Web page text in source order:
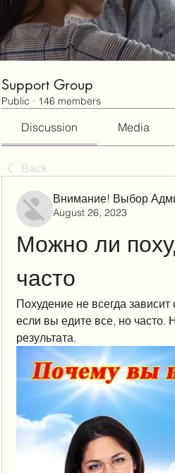
Support Group
Public · 146 members
Discussion Media
Back
Внимание! Выбор
August 26, 2023
Можно ли
часто
Похудение не всегда
если вы едите все, но часто.
результата.